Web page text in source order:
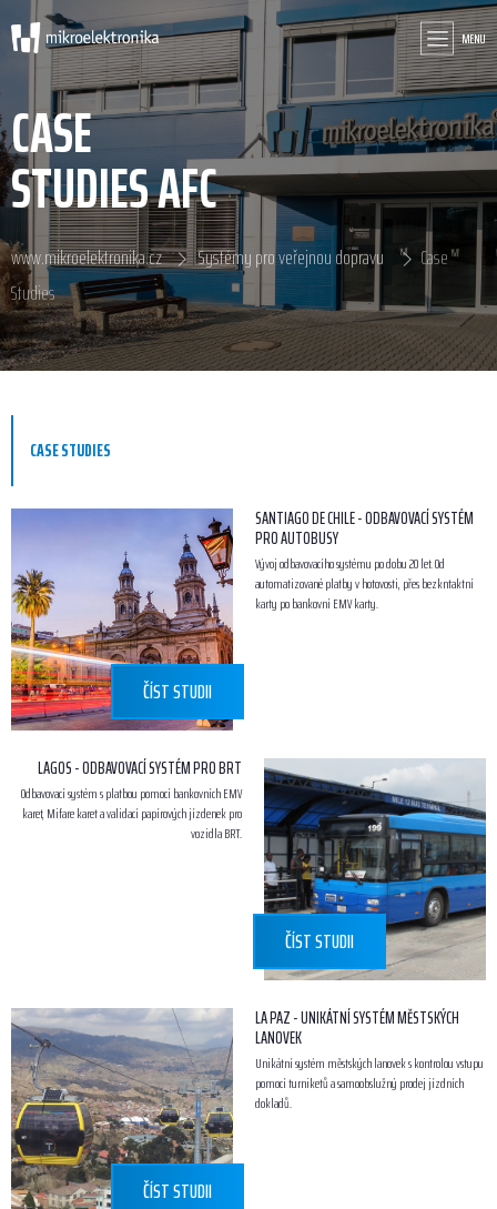
MENU
CASE
STUDIES AFC
www.mikroelektronika.cz Systémy pro veřejnou dopravu
Case
Studies
CASE STUDIES
ČÍST STUDII
SANTIAGO DE CHILE - ODBAVOVACÍ SYSTÉM
PRO AUTOBUSY
Vývoj odbavovacího systému po dobu 20 let. Od
automatizované platby v hotovosti, přes bezkntaktní
karty po bankovní EMV karty.
ČÍST STUDII
LAGOS - ODBAVOVACÍ SYSTÉM PRO BRT
Odbavovací systém s platbou pomocí bankovních EMV
karet, Mifare karet a validací papírových jízdenek pro
vozidla BRT.
ČÍST STUDII
LA PAZ - UNIKÁTNÍ SYSTÉM MĚSTSKÝCH
LANOVEK
Unikátní systém městských lanovek s kontrolou vstupu
pomocí turniketů a samoobslužný prodej jízdních
dokladů.